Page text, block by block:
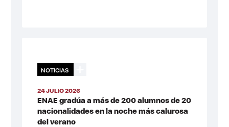
NOTICIAS
24 JULIO 2026
ENAE gradúa a más de 200 alumnos de 20
nacionalidades en la noche más calurosa
del verano